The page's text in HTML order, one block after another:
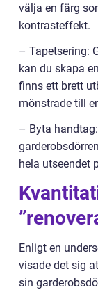
välja en färg
kontrasteffekt.
– Tapetsering:
kan du skapa
finns ett brett
mönstrade till
– Byta
hela utseendet
Enligt en
visade det sig
sin